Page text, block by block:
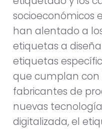
socioeconómicos
han alentado a
etiquetas a
etiquetas
que cumplan con
fabricantes de
nuevas
digitalizada, el